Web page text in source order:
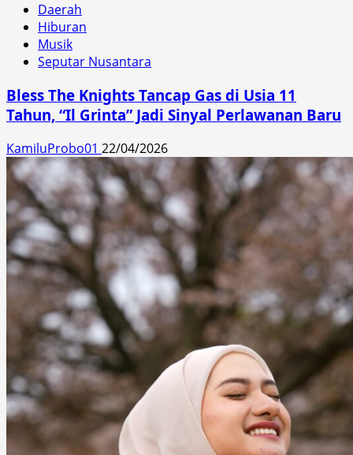
Daerah
Hiburan
Musik
Seputar Nusantara
Bless The Knights Tancap Gas di Usia 11
Tahun, “Il Grinta” Jadi Sinyal Perlawanan Baru
KamiluProbo01 22/04/2026